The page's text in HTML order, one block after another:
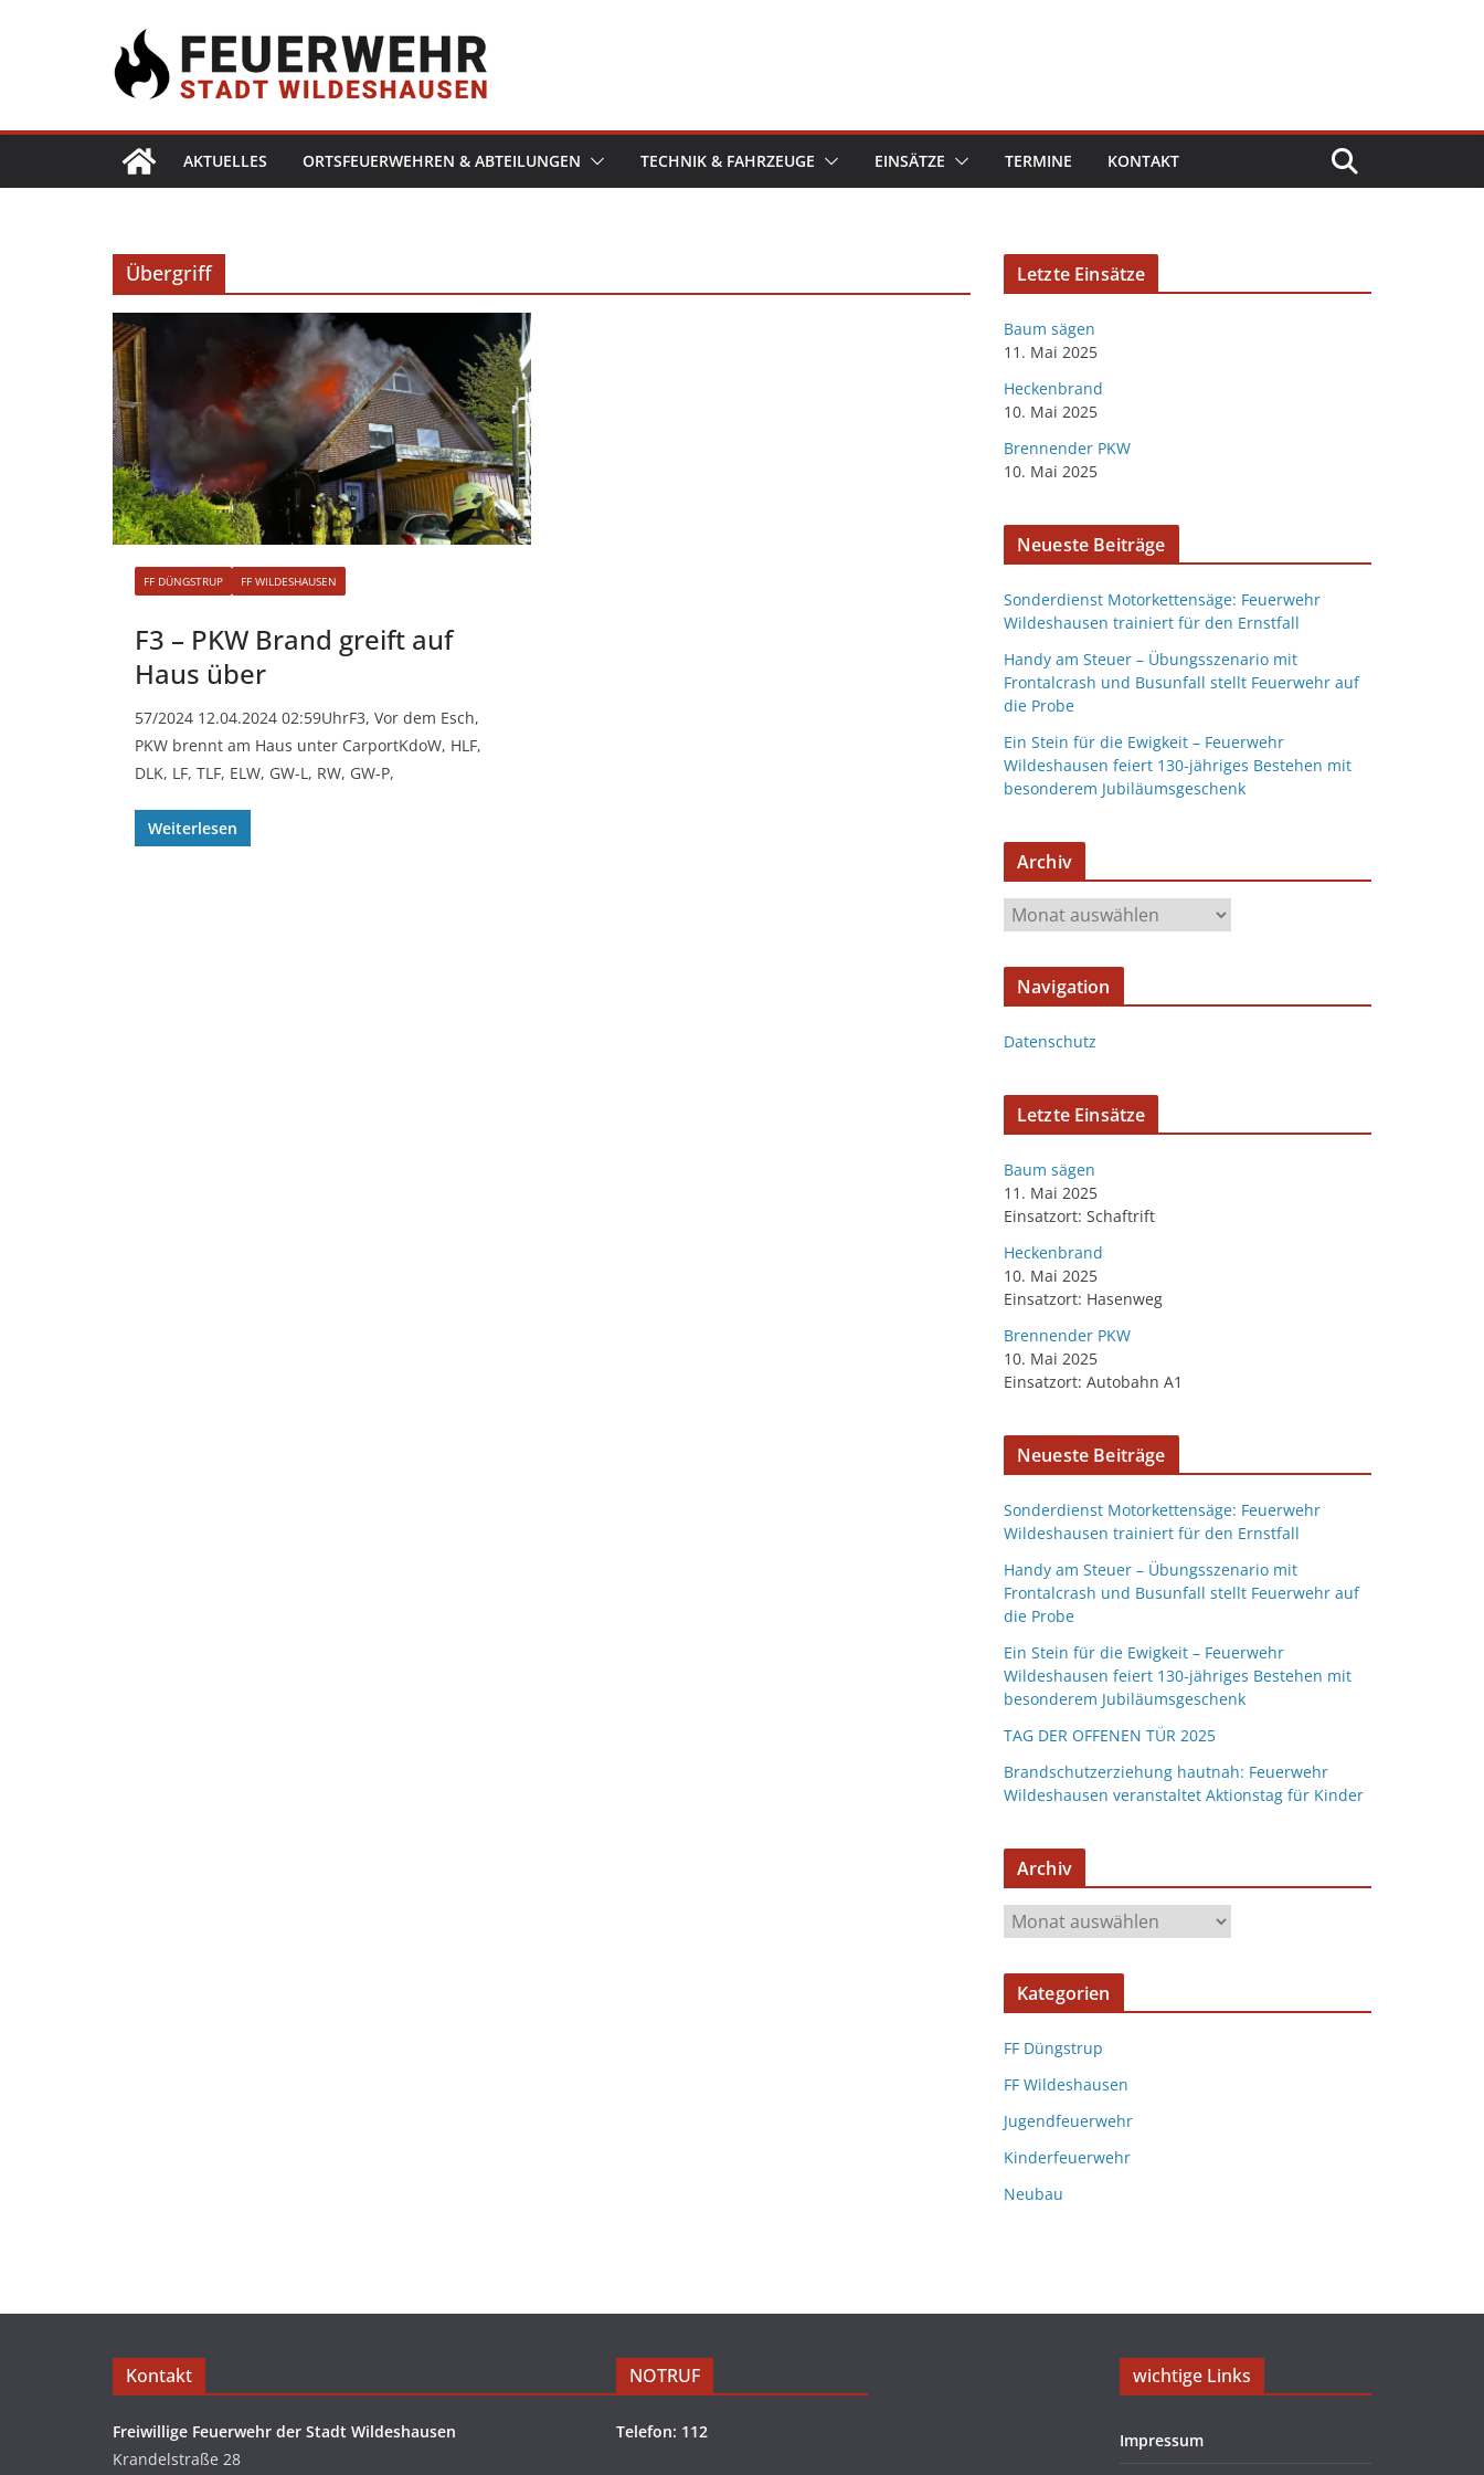
AKTUELLES ORTSFEUERWEHREN & ABTEILUNGEN TECHNIK & FAHRZEUGE EINSÄTZE TERMINE KONTAKT
Übergriff
FF DÜNGSTRUP FF WILDESHAUSEN
F3 – PKW Brand greift auf
Haus über
57/2024 12.04.2024 02:59UhrF3, Vor dem Esch,
PKW brennt am Haus unter CarportKdoW, HLF,
DLK, LF, TLF, ELW, GW-L, RW, GW-P,
Weiterlesen
Letzte Einsätze
Baum sägen
11. Mai 2025
Heckenbrand
10. Mai 2025
Brennender PKW
10. Mai 2025
Neueste Beiträge
Sonderdienst Motorkettensäge: Feuerwehr
Wildeshausen trainiert für den Ernstfall
Handy am Steuer – Übungsszenario mit
Frontalcrash und Busunfall stellt Feuerwehr auf
die Probe
Ein Stein für die Ewigkeit – Feuerwehr
Wildeshausen feiert 130-jähriges Bestehen mit
besonderem Jubiläumsgeschenk
Archiv
Navigation
Datenschutz
Letzte Einsätze
Baum sägen
11. Mai 2025
Einsatzort: Schaftrift
Heckenbrand
10. Mai 2025
Einsatzort: Hasenweg
Brennender PKW
10. Mai 2025
Einsatzort: Autobahn A1
Neueste Beiträge
Sonderdienst Motorkettensäge: Feuerwehr
Wildeshausen trainiert für den Ernstfall
Handy am Steuer – Übungsszenario mit
Frontalcrash und Busunfall stellt Feuerwehr auf
die Probe
Ein Stein für die Ewigkeit – Feuerwehr
Wildeshausen feiert 130-jähriges Bestehen mit
besonderem Jubiläumsgeschenk
TAG DER OFFENEN TÜR 2025
Brandschutzerziehung hautnah: Feuerwehr
Wildeshausen veranstaltet Aktionstag für Kinder
Archiv
Kategorien
FF Düngstrup
FF Wildeshausen
Jugendfeuerwehr
Kinderfeuerwehr
Neubau
Kontakt
Freiwillige Feuerwehr der Stadt Wildeshausen
Krandelstraße 28
NOTRUF
Telefon: 112
wichtige Links
Impressum